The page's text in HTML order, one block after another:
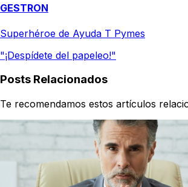
GESTRON
Superhéroe de Ayuda T Pymes
"¡Despídete del papeleo!"
Posts Relacionados
Te recomendamos estos artículos